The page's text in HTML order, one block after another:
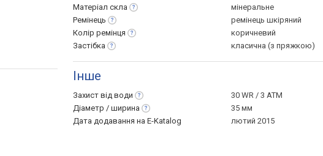
Матеріал скла
мінеральне
Ремінець
ремінець шкіряний
Колір ремінця
коричневий
Застібка
класична (з пряжкою)
Інше
Захист від води
30 WR / 3 ATM
Діаметр / ширина
35 мм
Дата додавання на E-Katalog
лютий 2015